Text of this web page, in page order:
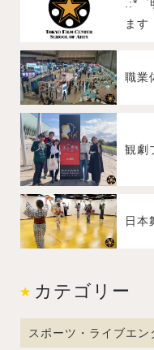
.:*゜
ます
観劇
日本
カテゴリー
スポーツ・ライブエン